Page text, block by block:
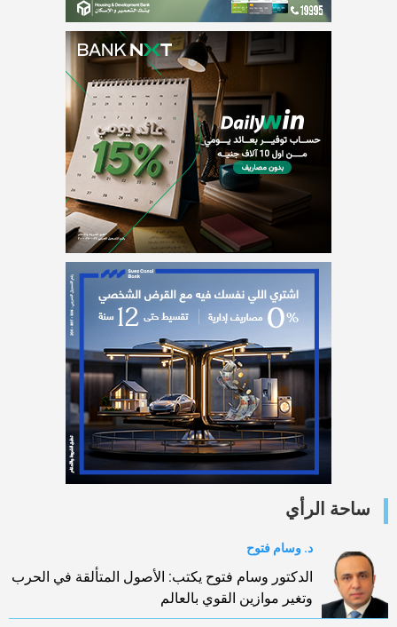
ساحة الرأي
د. وسام فتوح
الدكتور وسام فتوح يكتب: الأصول المتألقة في الحرب
وتغير موازين القوي بالعالم